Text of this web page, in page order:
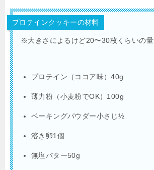
プロテインクッキーの材料
※大きさによるけど20〜30枚くらいの量
プロテイン（ココア味）40g
薄力粉（小麦粉でOK）100g
ベーキングパウダー小さじ½
溶き卵1個
無塩バター50g